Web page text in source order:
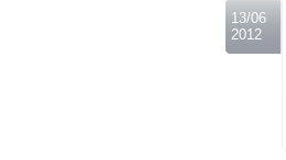
13/06
2012